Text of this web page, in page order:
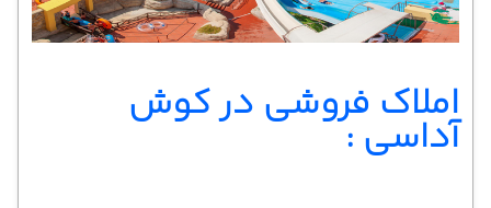
املاک فروشی در کوش
آداسی :